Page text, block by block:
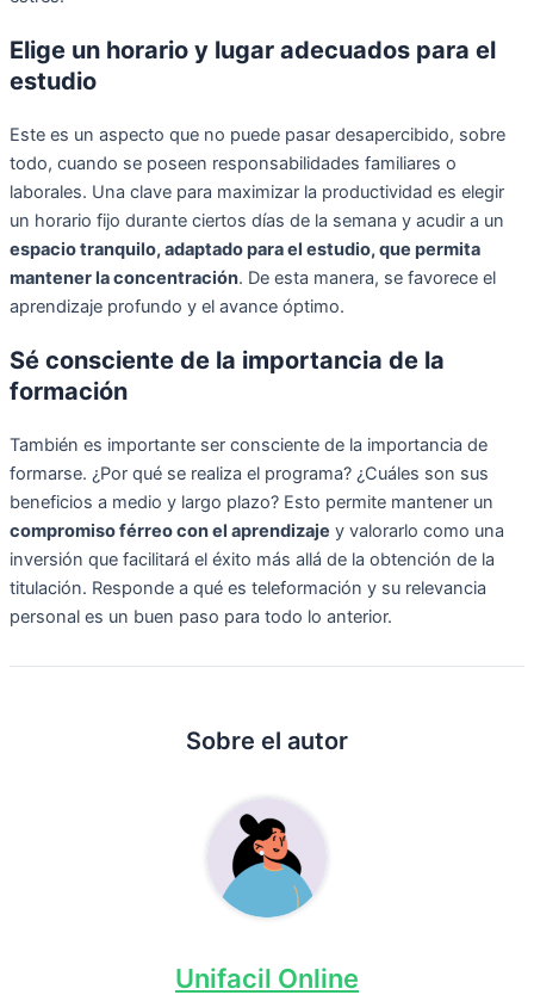
Elige un horario y lugar adecuados para el
estudio
Este es un aspecto que no puede pasar desapercibido, sobre
todo, cuando se poseen responsabilidades familiares o
laborales. Una clave para maximizar la productividad es elegir
un horario fijo durante ciertos días de la semana y acudir a un
espacio tranquilo, adaptado para el estudio, que permita
mantener la concentración. De esta manera, se favorece el
aprendizaje profundo y el avance óptimo.
Sé consciente de la importancia de la
formación
También es importante ser consciente de la importancia de
formarse. ¿Por qué se realiza el programa? ¿Cuáles son sus
beneficios a medio y largo plazo? Esto permite mantener un
compromiso férreo con el aprendizaje y valorarlo como una
inversión que facilitará el éxito más allá de la obtención de la
titulación. Responde a qué es teleformación y su relevancia
personal es un buen paso para todo lo anterior.
Sobre el autor
Unifacil Online